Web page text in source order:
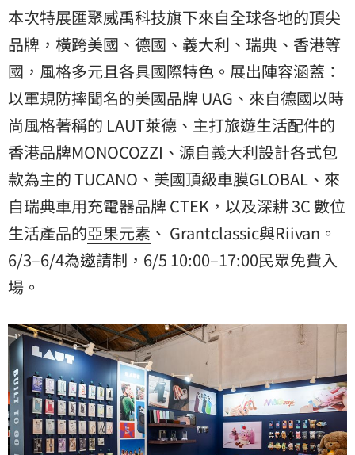
本次特展匯聚威禹科技旗下來自全球各地的頂尖
品牌，橫跨美國、德國、義大利、瑞典、香港等
國，風格多元且各具國際特色。展出陣容涵蓋：
以軍規防摔聞名的美國品牌 UAG 、來自德國以時
尚風格著稱的 LAUT萊德、主打旅遊生活配件的
香港品牌MONOCOZZI、源自義大利設計各式包
款為主的 TUCANO、美國頂級車膜GLOBAL、來
自瑞典車用充電器品牌 CTEK，以及深耕 3C 數位
生活產品的亞果元素 、 Grantclassic與Riivan。
6/3–6/4為邀請制，6/5 10:00–17:00民眾免費入
場。